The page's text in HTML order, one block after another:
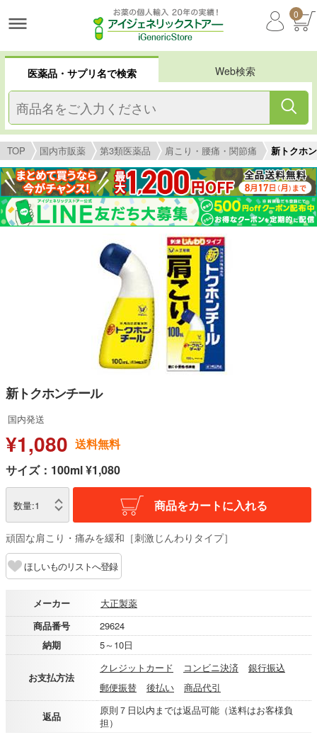
0
医薬品・サプリ名で検索 Web検索
TOP 国内市販薬 第3類医薬品 肩こり・腰痛・関節痛 新トクホ
新トクホンチール
国内発送
¥1,080 送料無料
サイズ：100ml ¥1,080
数量:1 商品をカートに入れる
頑固な肩こり・痛みを緩和［刺激じんわりタイプ］
ほしいものリストへ登録
メーカー
大正製薬
商品番号
29624
納期
5～10日
お支払方法
クレジットカード コンビニ決済
銀行振込
郵便振替
後払い 商品代引
返品
原則７日以内までは返品可能（送料はお客様負
担）